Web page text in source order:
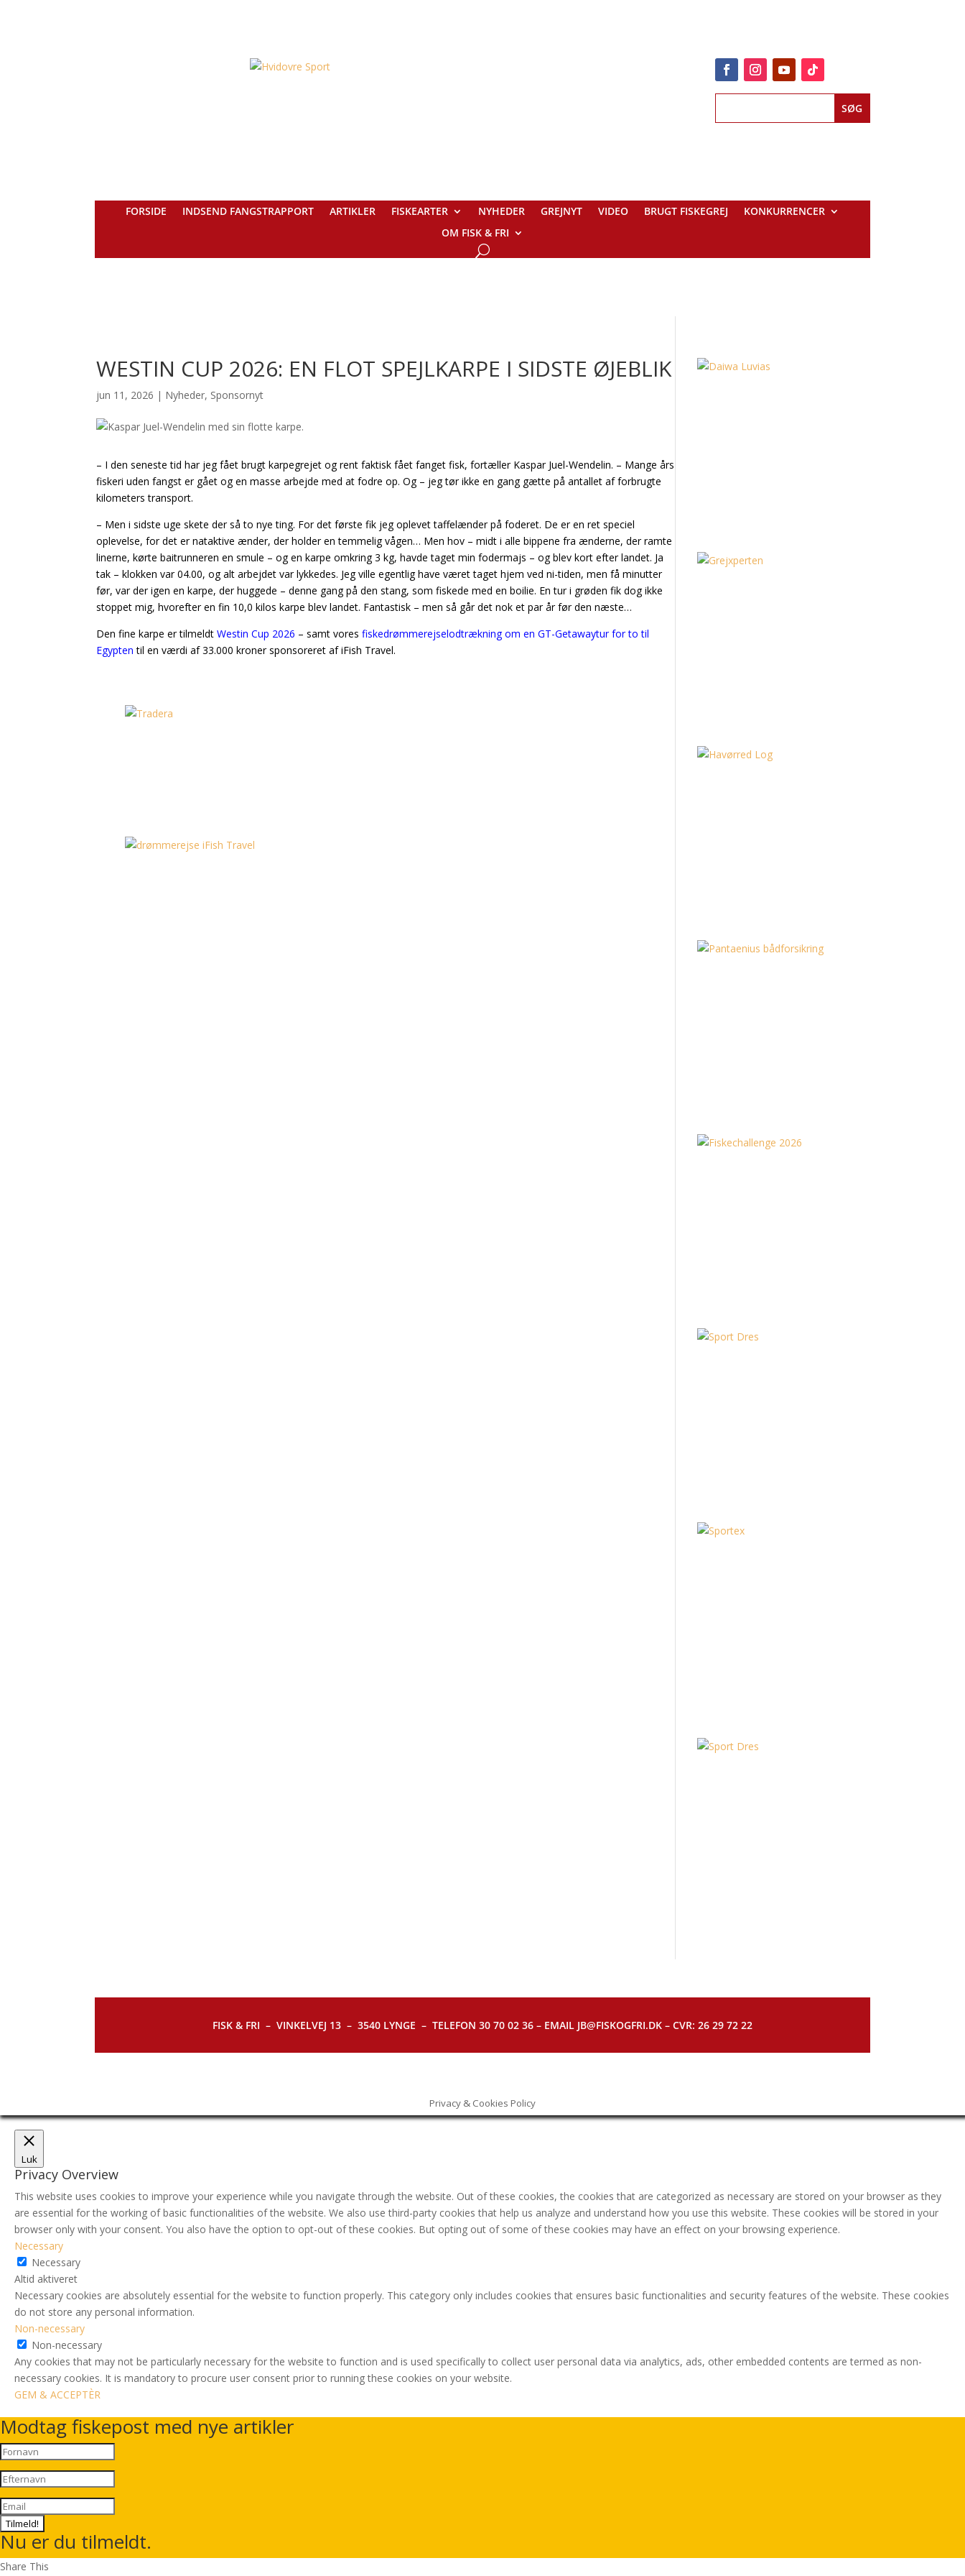
FORSIDE INDSEND FANGSTRAPPORT ARTIKLER FISKEARTER NYHEDER GREJNYT VIDEO BRUGT FISKEGREJ
KONKURRENCER
OM FISK & FRI
WESTIN CUP 2026: EN FLOT SPEJLKARPE I SIDSTE ØJEBLIK
jun 11, 2026 | Nyheder, Sponsornyt
– I den seneste tid har jeg fået brugt karpegrejet og rent faktisk fået fanget fisk, fortæller Kaspar Juel-Wendelin. – Mange års
fiskeri uden fangst er gået og en masse arbejde med at fodre op. Og – jeg tør ikke en gang gætte på antallet af forbrugte
kilometers transport.
– Men i sidste uge skete der så to nye ting. For det første fik jeg oplevet taffelænder på foderet. De er en ret speciel
oplevelse, for det er nataktive ænder, der holder en temmelig vågen… Men hov – midt i alle bippene fra ænderne, der ramte
linerne, kørte baitrunneren en smule – og en karpe omkring 3 kg, havde taget min fodermajs – og blev kort efter landet. Ja
tak – klokken var 04.00, og alt arbejdet var lykkedes. Jeg ville egentlig have været taget hjem ved ni-tiden, men få minutter
før, var der igen en karpe, der huggede – denne gang på den stang, som fiskede med en boilie. En tur i grøden fik dog ikke
stoppet mig, hvorefter en fin 10,0 kilos karpe blev landet. Fantastisk – men så går det nok et par år før den næste…
Den fine karpe er tilmeldtWestin Cup 2026 – samt voresfiskedrømmerejselodtrækning om en GT-Getawaytur for to til
Egypten til en værdi af 33.000 kroner sponsoreret af iFish Travel.
FISK & FRI – VINKELVEJ 13 – 3540 LYNGE – TELEFON 30 70 02 36 – EMAIL JB@FISKOGFRI.DK – CVR: 26 29 72 22
Privacy & Cookies Policy
Luk
Privacy Overview
This website uses cookies to improve your experience while you navigate through the website. Out of these cookies, the cookies that are categorized as necessary are stored on your browser as they
are essential for the working of basic functionalities of the website. We also use third-party cookies that help us analyze and understand how you use this website. These cookies will be stored in your
browser only with your consent. You also have the option to opt-out of these cookies. But opting out of some of these cookies may have an effect on your browsing experience.
Necessary
Necessary
Altid aktiveret
Necessary cookies are absolutely essential for the website to function properly. This category only includes cookies that ensures basic functionalities and security features of the website. These cookies
do not store any personal information.
Non-necessary
Non-necessary
Any cookies that may not be particularly necessary for the website to function and is used specifically to collect user personal data via analytics, ads, other embedded contents are termed as non-
necessary cookies. It is mandatory to procure user consent prior to running these cookies on your website.
GEM & ACCEPTÈR
Modtag fiskepost med nye artikler
Tilmeld!
Nu er du tilmeldt.
Share This